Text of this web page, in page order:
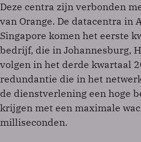
Deze centra zijn verbonden
van Orange. De datacentra in
Singapore komen het eerste
bedrijf, die in Johannesburg,
volgen in het derde kwartaal
redundantie die in het
de dienstverlening een hoge
krijgen met een maximale
milliseconden.